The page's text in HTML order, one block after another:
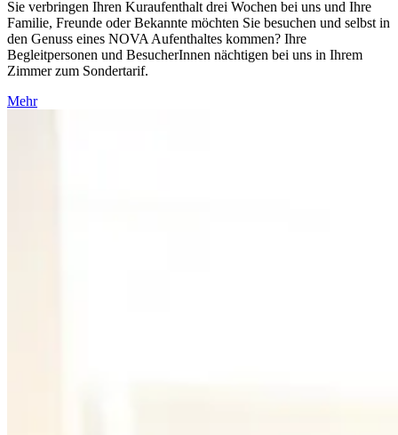
Sie verbringen Ihren Kuraufenthalt drei Wochen bei uns und Ihre
Familie, Freunde oder Bekannte möchten Sie besuchen und selbst in
den Genuss eines NOVA Aufenthaltes kommen? Ihre
Begleitpersonen und BesucherInnen nächtigen bei uns in Ihrem
Zimmer zum Sondertarif.
Mehr